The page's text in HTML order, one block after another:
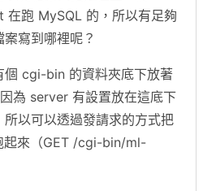
跑 MySQL 的，所以有足夠
寫到哪裡呢？
個 cgi-bin 的資料夾底下放著
為 server 有設置放在這底下
所以可以透過發請求的方式把
起來（GET /cgi-bin/ml-